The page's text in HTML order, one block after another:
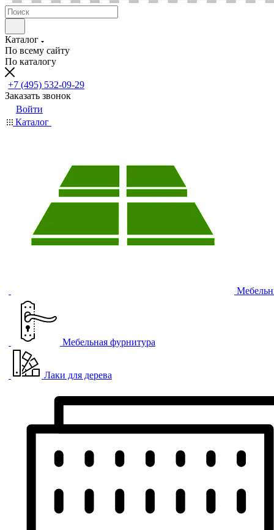
Каталог
По всему сайту
По каталогу
+7 (495) 532-09-29
Заказать звонок
Войти
Каталог
Мебельная фурнитура
Лаки для дерева